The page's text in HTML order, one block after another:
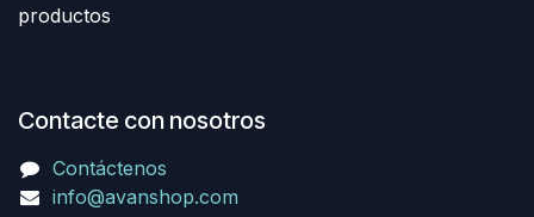
productos
Contacte con nosotros
Contáctenos
info@avanshop.com